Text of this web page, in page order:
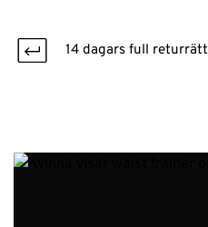
14 dagars full returrätt